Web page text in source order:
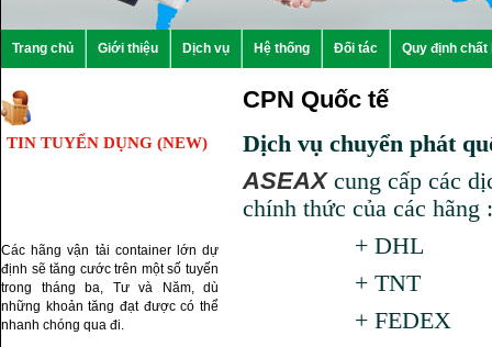
Trang chủ Giới thiệu Dịch vụ Hệ thống Đối tác Quy định
TIN TUYỂN DỤNG (NEW)
Các hãng vận tải container lớn dự
định sẽ tăng cước trên một số tuyến
trong tháng ba, Tư và Năm, dù
những khoản tăng đạt được có thể
nhanh chóng qua đi.
CPN Quốc tế
Dịch vụ chuyển phát
ASEAX cung cấp các
chính thức của các hãng :
+ DHL
+ TNT
+ FEDEX